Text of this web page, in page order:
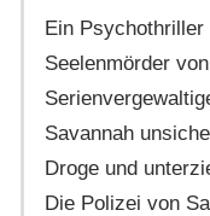
Ein
Seelenmörder
Savannah
Droge und
Die Polizei von